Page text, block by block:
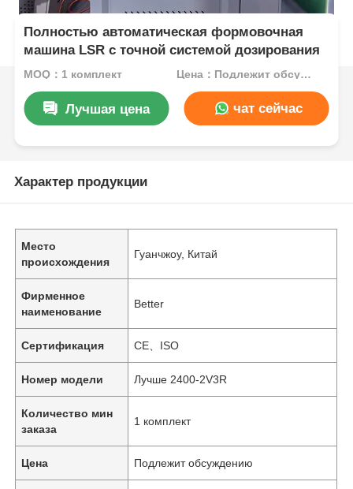
Полностью автоматическая формовочная
машина LSR с точной системой дозирования
MOQ：1 комплект Цена：Подлежит обсуждению
Лучшая цена чат сейчас
Характер продукции
Место
происхождения
Гуанчжоу, Китай
Фирменное
наименование
Better
Сертификация CE、ISO
Номер модели Лучше 2400-2V3R
Количество мин
заказа
1 комплект
Цена Подлежит обсуждению